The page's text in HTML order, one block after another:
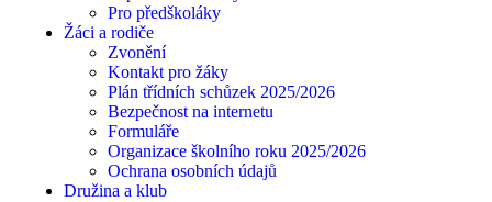
Pro předškoláky
Žáci a rodiče
Zvonění
Kontakt pro žáky
Plán třídních schůzek 2025/2026
Bezpečnost na internetu
Formuláře
Organizace školního roku 2025/2026
Ochrana osobních údajů
Družina a klub